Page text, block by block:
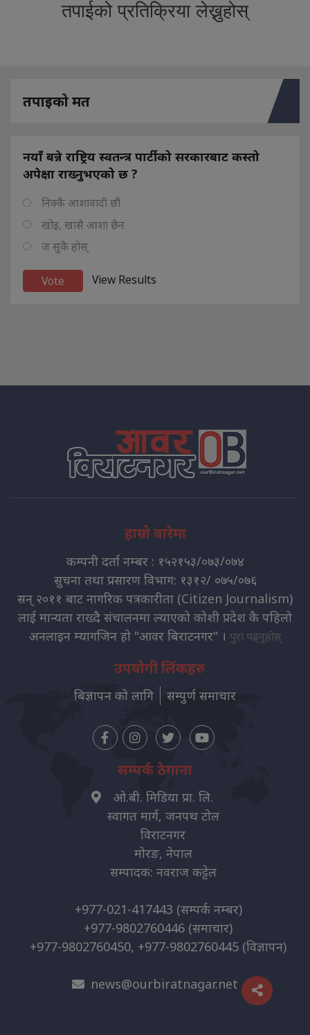
तपाईको प्रतिक्रिया लेख्नुहोस्
तपाइको मत
नयाँ बन्ने राष्ट्रिय स्वतन्त्र पार्टीको सरकारबाट कस्तो
अपेक्षा राख्नुभएको छ ?
निक्कै आशावादी छौ
खोइ, खासै आशा छैन
ज सुकै होस्
View Results
हाम्रो बारेमा
कम्पनी दर्ता नम्बर : १५२१५३/०७३/०७४
सुचना तथा प्रसारण विभाग: १३१२/ ०७५/०७६
सन् २०११ बाट नागरिक पत्रकारीता (Citizen Journalism)
लाई मान्यता राख्दै संचालनमा ल्याएको कोशी प्रदेश कै पहिलो
अनलाइन म्यागजिन हो "आवर बिराटनगर" । पुरा पढ्नुहोस्
उपयोगी लिंकहरु
बिज्ञापन को लागि सम्पुर्ण समाचार
सम्पर्क ठेगाना
ओ.बी. मिडिया प्रा. लि.
स्वागत मार्ग, जनपथ टोल
विराटनगर
मोरङ, नेपाल
सम्पादक: नवराज कट्टेल
+977-021-417443 (सम्पर्क नम्बर)
+977-9802760446 (समाचार)
+977-9802760450, +977-9802760445 (विज्ञापन)
news@ourbiratnagar.net